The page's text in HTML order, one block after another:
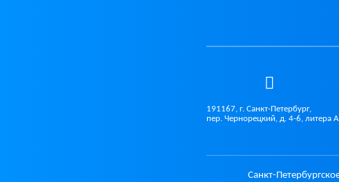
191167, г. Санкт-Петербург,
пер. Чернорецкий, д. 4-6, литера А
Санкт-